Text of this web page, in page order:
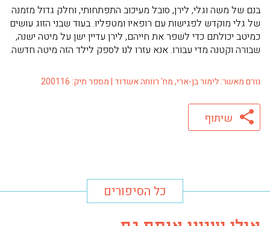
בנם של משה וגלי, לירן, סובל מעיכוב התפתחותי, וחלק גדול מזמנה
של גלי מוקדש לפגישות עם רופאיו ומטפליו. בעוד שבני הזוג עושים
כמיטב יכולתם כדי לשפר את חייהם, לירן עדיין ישן על מיטה ישנה,
שבורה וקטנה מדי עבורו. אנא עזרו לנו לספק לילד הזה מיטה חדשה.
גורם מאשר: לימור בן-ארי, מח' רווחה אשדוד | מספר תיק: 200116
שיתוף
כל הסיפורים